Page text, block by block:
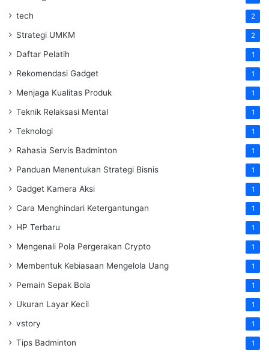
tech 2
Strategi UMKM 2
Daftar Pelatih 1
Rekomendasi Gadget 1
Menjaga Kualitas Produk 1
Teknik Relaksasi Mental 1
Teknologi 1
Rahasia Servis Badminton 1
Panduan Menentukan Strategi Bisnis 1
Gadget Kamera Aksi 1
Cara Menghindari Ketergantungan 1
HP Terbaru 1
Mengenali Pola Pergerakan Crypto 1
Membentuk Kebiasaan Mengelola Uang 1
Pemain Sepak Bola 1
Ukuran Layar Kecil 1
vstory 1
Tips Badminton 1